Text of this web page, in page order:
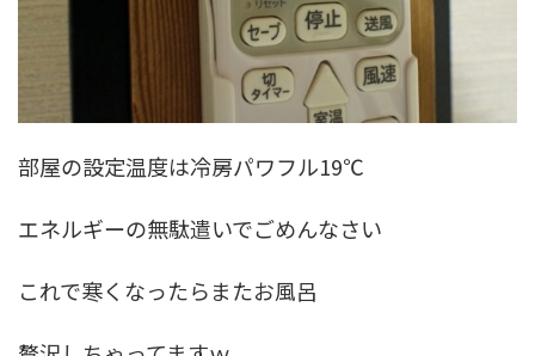
部屋の設定温度は冷房パワフル19℃
エネルギーの無駄遣いでごめんなさい
これで寒くなったらまたお風呂